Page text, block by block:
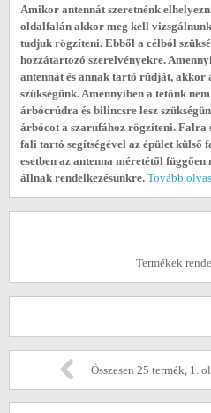
Amikor antennát szeretnénk
oldalfalán akkor meg kell
tudjuk rögzíteni. Ebből a célból
hozzátartozó szerelvényekre.
antennát és annak tartó rúdját,
szükségünk. Amennyiben a tetőnk
árbócrúdra és bilincsre lesz
árbócot a szarufához rögzíteni. Falra
fali tartó segítségével az épület külső
esetben az antenna méretétől
állnak rendelkezésünkre. Tovább
Termékek
Összesen 25 termék, 1.